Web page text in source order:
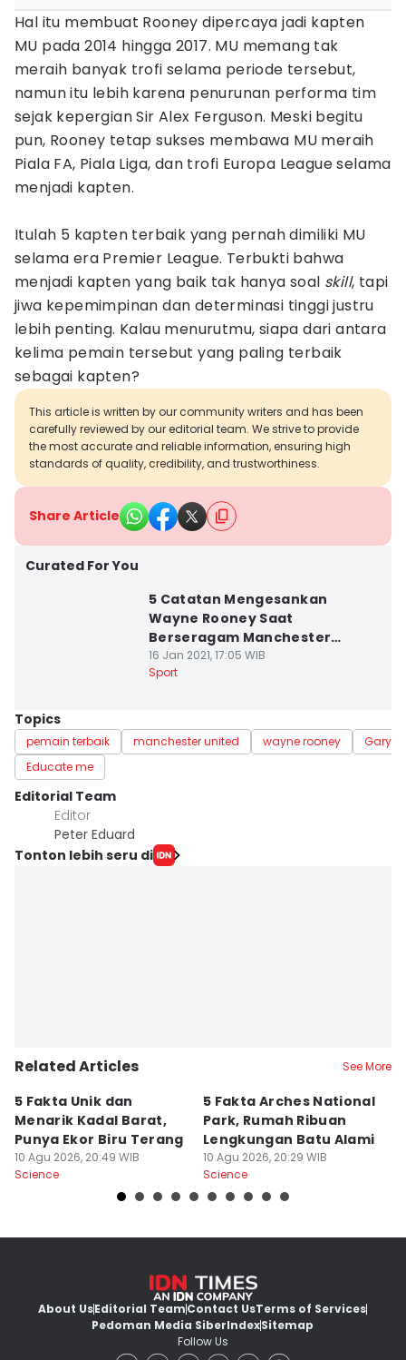
Hal itu membuat Rooney dipercaya jadi kapten
MU pada 2014 hingga 2017. MU memang tak
meraih banyak trofi selama periode tersebut,
namun itu lebih karena penurunan performa tim
sejak kepergian Sir Alex Ferguson. Meski begitu
pun, Rooney tetap sukses membawa MU meraih
Piala FA, Piala Liga, dan trofi Europa League selama
menjadi kapten.
Itulah 5 kapten terbaik yang pernah dimiliki MU
selama era Premier League. Terbukti bahwa
menjadi kapten yang baik tak hanya soal skill, tapi
jiwa kepemimpinan dan determinasi tinggi justru
lebih penting. Kalau menurutmu, siapa dari antara
kelima pemain tersebut yang paling terbaik
sebagai kapten?
This article is written by our community writers and has been
carefully reviewed by our editorial team. We strive to provide
the most accurate and reliable information, ensuring high
standards of quality, credibility, and trustworthiness.
Share Article
Curated For You
5 Catatan Mengesankan
Wayne Rooney Saat
Berseragam Manchester
United
16 Jan 2021, 17:05 WIB
Sport
Topics
pemain terbaik manchester united wayne rooney
Gary
Educate me
Editorial Team
Editor
Peter Eduard
Tonton lebih seru di
Related Articles See More
5 Fakta Unik dan
Menarik Kadal Barat,
Punya Ekor Biru Terang
10 Agu 2026, 20:49 WIB
Science
5 Fakta Arches National
Park, Rumah Ribuan
Lengkungan Batu Alami
10 Agu 2026, 20:29 WIB
Science
About UsEditorial TeamContact UsTerms of Services
Pedoman Media SiberIndexSitemap
Follow Us